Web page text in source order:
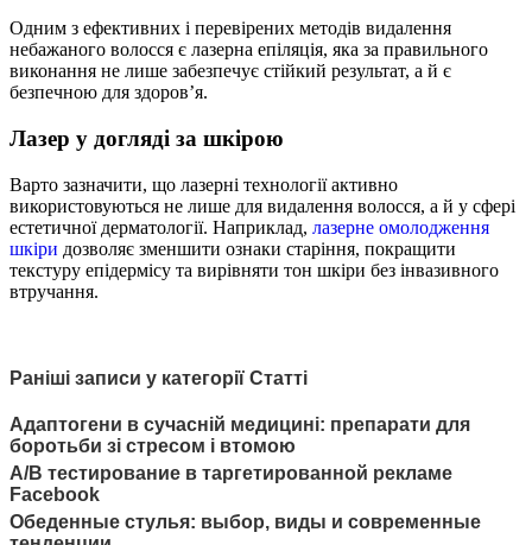
Одним з ефективних і перевірених методів видалення
небажаного волосся є лазерна епіляція, яка за правильного
виконання не лише забезпечує стійкий результат, а й є
безпечною для здоров’я.
Лазер у догляді за шкірою
Варто зазначити, що лазерні технології активно
використовуються не лише для видалення волосся, а й у сфері
естетичної дерматології. Наприклад, лазерне омолодження
шкіри дозволяє зменшити ознаки старіння, покращити
текстуру епідермісу та вирівняти тон шкіри без інвазивного
втручання.
Раніші записи у категорії Статті
Адаптогени в сучасній медицині: препарати для
боротьби зі стресом і втомою
A/B тестирование в таргетированной рекламе
Facebook
Обеденные стулья: выбор, виды и современные